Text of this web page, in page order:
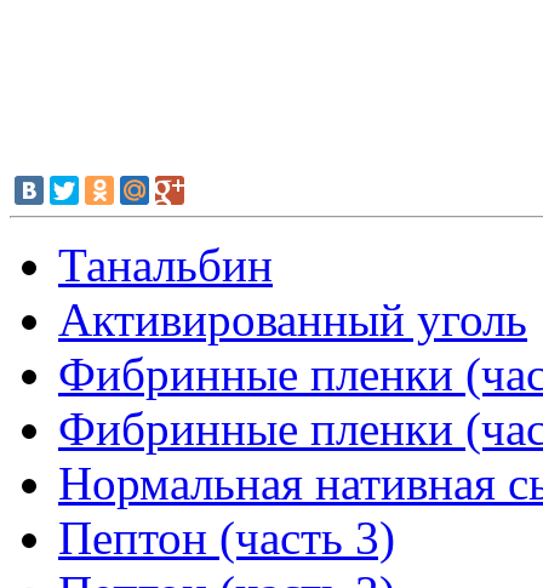
Танальбин
Активированный уголь
Фибринные пленки
Фибринные пленки
Нормальная нативная
Пептон (часть 3)